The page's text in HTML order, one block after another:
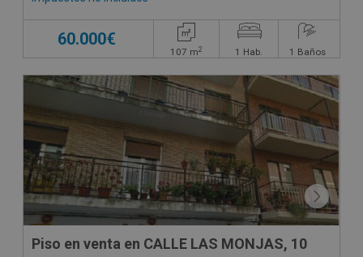
60.000€
107 m2 1 Hab. 1 Baños
CESIÓN DE REMATE
Piso en venta en CALLE LAS MONJAS, 10